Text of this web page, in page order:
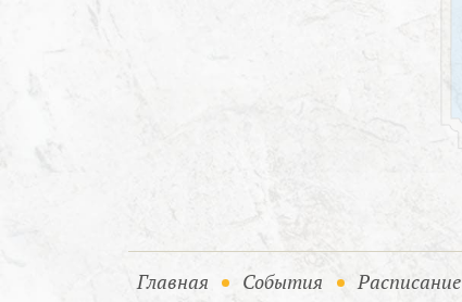
Главная (current)
События (current)
Расписание